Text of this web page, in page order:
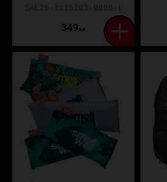
349 KR